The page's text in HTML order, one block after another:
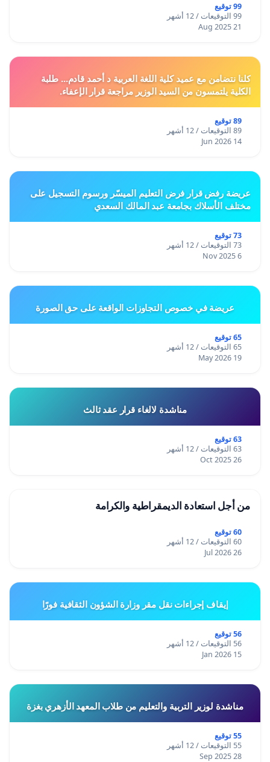
99 توقيع
99 التوقيعات / 12 أشهر
21 Aug 2025
كلنا نتضامن مع عميد كلية اللغة العربية د أحمد قادم... طلبة
الكلية يلتمسون من السيد الوزير مراجعة قرار الإعفاء.
89 توقيع
89 التوقيعات / 12 أشهر
14 Jun 2026
عريضة رفض قرار فرض التعليم الميسّر ورسوم التسجيل على
مختلف الأسلاك بجامعة عبد المالك السعدي
73 توقيع
73 التوقيعات / 12 أشهر
6 Nov 2025
عريضة في خصوص التجاوزات الواقعة على حق الصورة
65 توقيع
65 التوقيعات / 12 أشهر
19 May 2026
مناشدة لالغاء قرار عقد ثالث
63 توقيع
63 التوقيعات / 12 أشهر
26 Oct 2025
من أجل استعادة الديمقراطية والكرامة
60 توقيع
60 التوقيعات / 12 أشهر
26 Jul 2026
إيقاف إجراءات نقل مقر وزارة الشؤون الثقافية فورًا
56 توقيع
56 التوقيعات / 12 أشهر
15 Jan 2026
مناشدة لوزير التربية والتعليم من طلاب المعهد الأزهري بغزة
55 توقيع
55 التوقيعات / 12 أشهر
28 Sep 2025